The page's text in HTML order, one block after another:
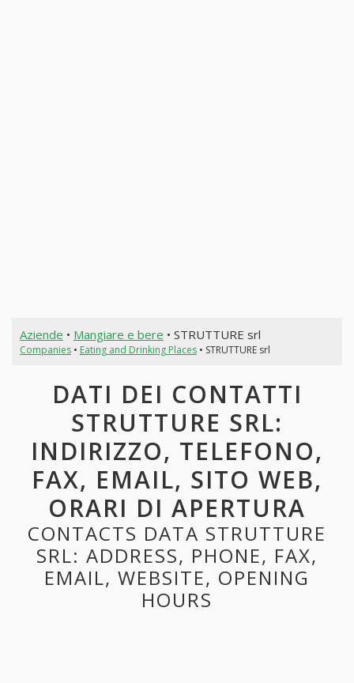
Aziende • Mangiare e bere • STRUTTURE srl
Companies• Eating and Drinking Places• STRUTTURE srl
DATI DEI CONTATTI
STRUTTURE SRL:
INDIRIZZO, TELEFONO,
FAX, EMAIL, SITO WEB,
ORARI DI APERTURA
CONTACTS DATA STRUTTURE
SRL: ADDRESS, PHONE, FAX,
EMAIL, WEBSITE, OPENING
HOURS